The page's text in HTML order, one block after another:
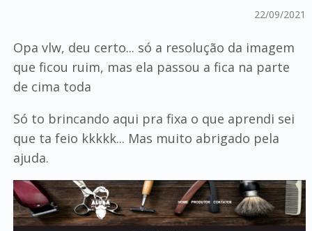
22/09/2021
Opa vlw, deu certo... só a resolução da imagem
que ficou ruim, mas ela passou a fica na parte
de cima toda
Só to brincando aqui pra fixa o que aprendi sei
que ta feio kkkkk... Mas muito abrigado pela
ajuda.